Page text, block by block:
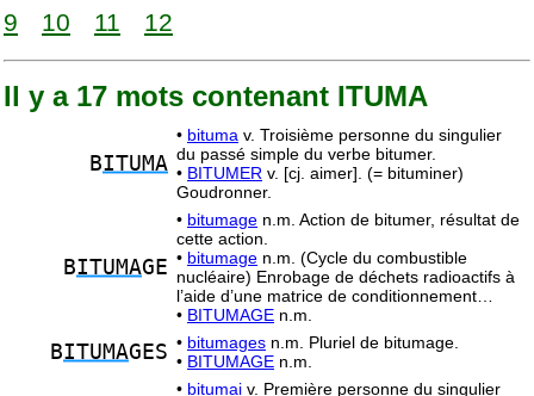
9
10 11 12
Il y a 17 mots contenant ITUMA
BITUMA
• bituma v. Troisième personne du singulier
du passé simple du verbe bitumer.
• BITUMER v. [cj. aimer]. (= bituminer)
Goudronner.
BITUMAGE
• bitumage n.m. Action de bitumer, résultat de
cette action.
• bitumage n.m. (Cycle du combustible
nucléaire) Enrobage de déchets radioactifs à
l’aide d’une matrice de conditionnement…
• BITUMAGE n.m.
BITUMAGES • bitumages n.m. Pluriel de bitumage.
• BITUMAGE n.m.
• bitumai v. Première personne du singulier